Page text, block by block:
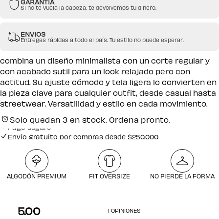
Si no te vuela la cabeza, te devolvemos tu dinero.
ENVIOS
Entregas rápidas a todo el país. Tu estilo no puede esperar.
combina un diseño minimalista con un corte regular y
con acabado sutil para un look relajado pero con
actitud. Su ajuste cómodo y tela ligera lo convierten en
la pieza clave para cualquier outfit, desde casual hasta
streetwear. Versatilidad y estilo en cada movimiento.
Solo quedan 3 en stock. Ordena pronto.
Pago seguro
Envío gratuito por compras desde $250.000
Pago seguro
ALGODÓN PREMIUM FIT OVERSIZE NO PIERDE LA FORMA
5.00 1 OPINIONES